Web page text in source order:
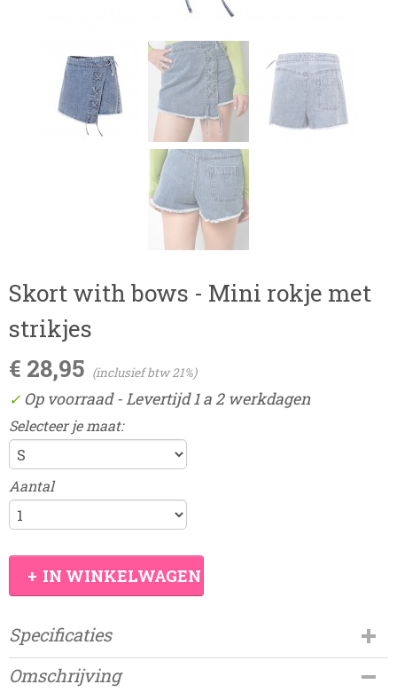
Skort with bows - Mini rokje met
strikjes
€ 28,95 (inclusief btw 21%)
✓ Op voorraad- Levertijd 1 a 2 werkdagen
Selecteer je maat:
Aantal
IN WINKELWAGEN
Specificaties
Productcode
Damesdingetjes-86
Omschrijving